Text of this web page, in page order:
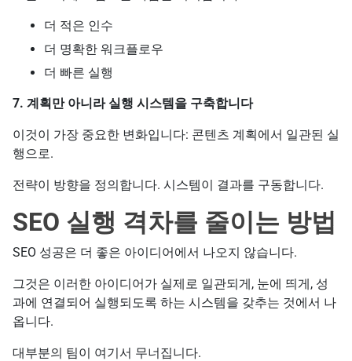
더 적은 인수
더 명확한 워크플로우
더 빠른 실행
7. 계획만 아니라 실행 시스템을 구축합니다
이것이 가장 중요한 변화입니다: 콘텐츠 계획에서 일관된 실
행으로.
전략이 방향을 정의합니다. 시스템이 결과를 구동합니다.
SEO 실행 격차를 줄이는 방법
SEO 성공은 더 좋은 아이디어에서 나오지 않습니다.
그것은 이러한 아이디어가 실제로 일관되게, 눈에 띄게, 성
과에 연결되어 실행되도록 하는 시스템을 갖추는 것에서 나
옵니다.
대부분의 팀이 여기서 무너집니다.